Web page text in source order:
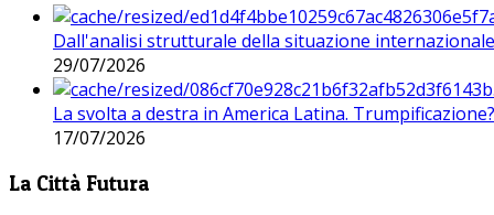
Dall'analisi strutturale della situazione
29/07/2026
La svolta a destra in America Latina. Trumpificazione?
17/07/2026
La Città Futura